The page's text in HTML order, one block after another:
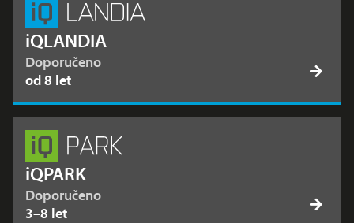
iQLANDIA
Doporučeno
od 8 let
iQPARK
Doporučeno
3–8 let